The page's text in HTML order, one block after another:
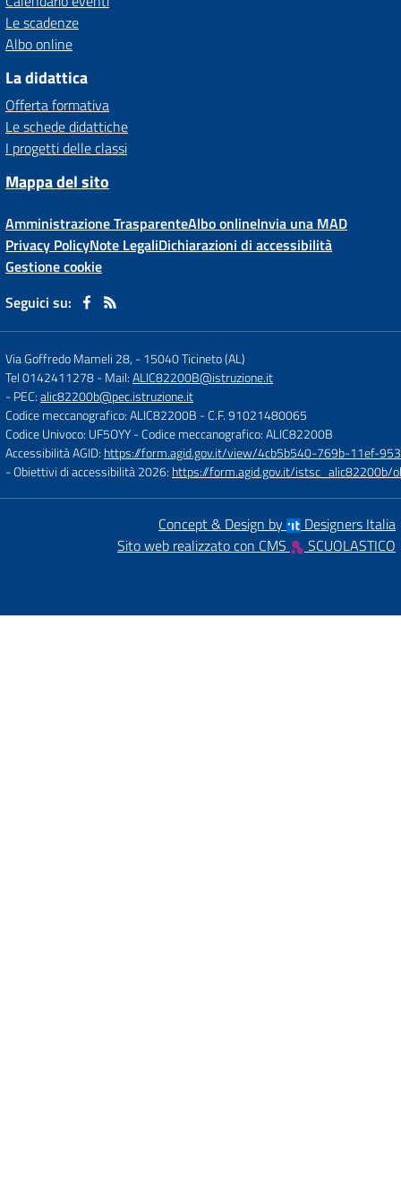
Le scadenze
Albo online
La didattica
Offerta formativa
Le schede didattiche
I progetti delle classi
Mappa del sito
Amministrazione TrasparenteAlbo onlineInvia una MAD
Privacy PolicyNote LegaliDichiarazioni di accessibilità
Gestione cookie
Seguici su:
Via Goffredo Mameli 28, -15040 Ticineto (AL)
Tel 0142411278- Mail:ALIC82200B@istruzione.it
- PEC:alic82200b@pec.istruzione.it
Codice meccanografico: ALIC82200B - C.F. 91021480065
Codice Univoco: UF5OYY- Codice meccanografico: ALIC82200B
Accessibilità AGID: https://form.agid.gov.it/view/4cb5b540-769b-11ef-
- Obiettivi di accessibilità 2026: https://form.agid.gov.it/
Concept & Design by
Designers Italia
Sito web realizzato con CMS
SCUOLASTICO